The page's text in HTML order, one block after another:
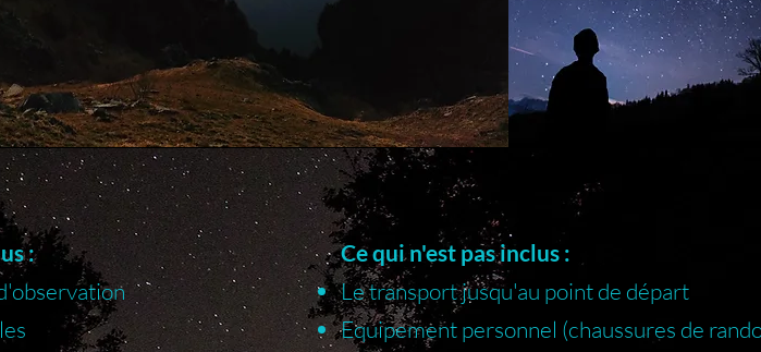
:​ Ce qui n'est pas inclus :
Le transport jusqu'au point de départ
Equipement personnel (chaussures de